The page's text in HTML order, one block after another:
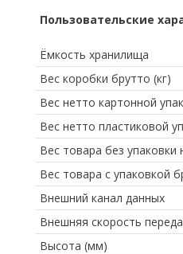
Пользовательские
Ёмкость хранилища
Вес коробки брутто (кг)
Вес нетто картонной
Вес нетто пластиковой
Вес товара без упаковки
Вес товара с упаковкой
Внешний канал данных
Внешняя скорость
Высота (мм)